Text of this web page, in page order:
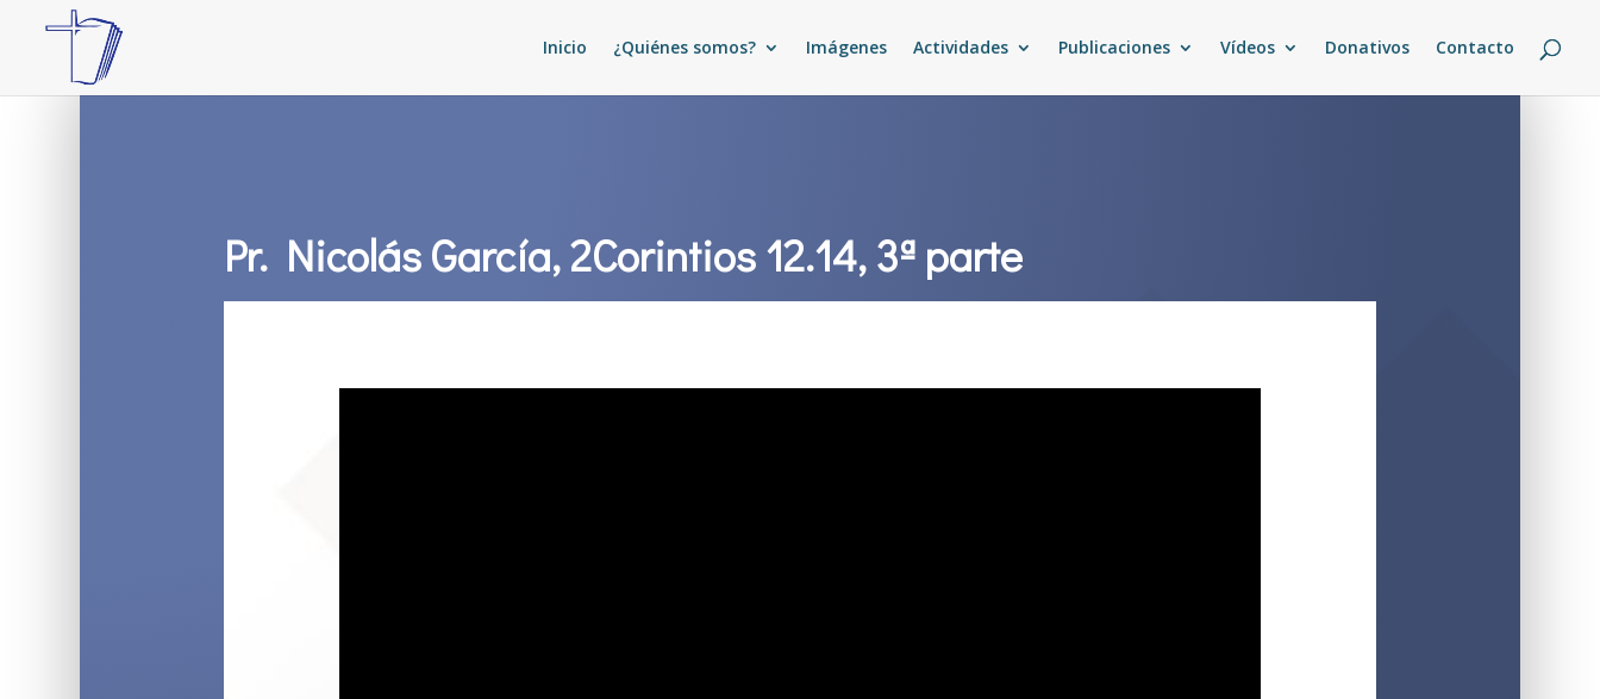
Inicio ¿Quiénes somos? Imágenes Actividades Publicaciones Vídeos Donativos Contacto
Pr. Nicolás García, 2Corintios 12.14, 3ª parte